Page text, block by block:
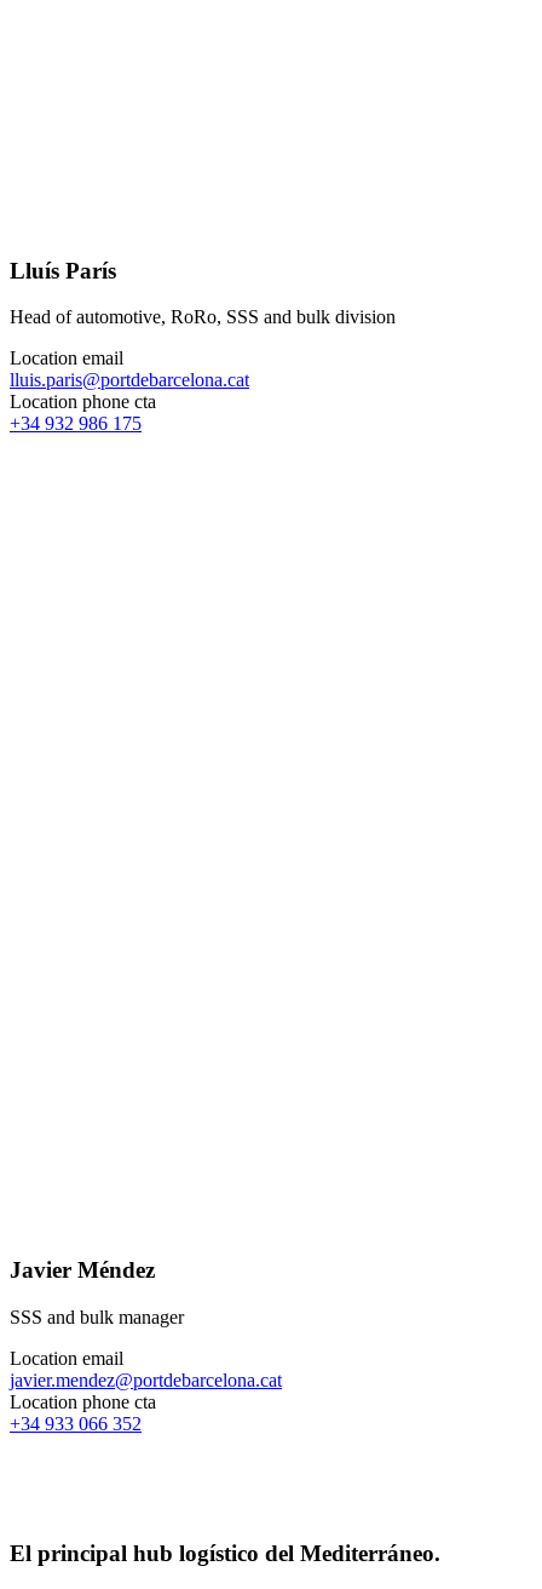
Lluís París
Head of automotive, RoRo, SSS and bulk division
Location email
lluis.paris@portdebarcelona.cat
Location phone cta
+34 932 986 175
Javier Méndez
SSS and bulk manager
Location email
javier.mendez@portdebarcelona.cat
Location phone cta
+34 933 066 352
El principal hub logístico del Mediterráneo.